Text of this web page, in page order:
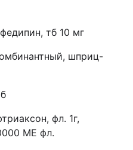
тб 10 мг
шприц-
фл. 1г,
МЕ фл.